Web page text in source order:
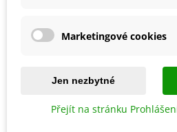
7 OSTATNÍ PRODUKTY ZE
Marketingové cookies
Jen nezbytné
Přejít na stránku